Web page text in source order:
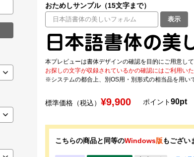
おためしサンプル（15文字まで）
表示
本プレビューは書体デザインの確認を目的にご用意して
お探しの文字が収録されているかの確認にはご利用い
※システムの都合上、別OS用・別形式の相当品を用い
標準価格（税込） ¥9,900 ポイント90pt
こちらの商品と同等のWindows版もござい